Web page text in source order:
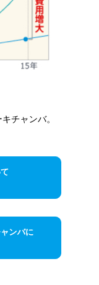
チャンバ。
ンバに